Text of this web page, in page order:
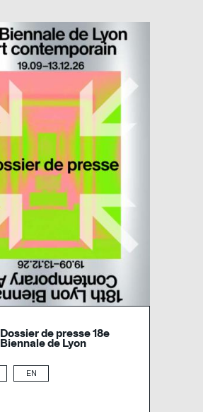
Dossier de presse 18e
Biennale de Lyon
EN